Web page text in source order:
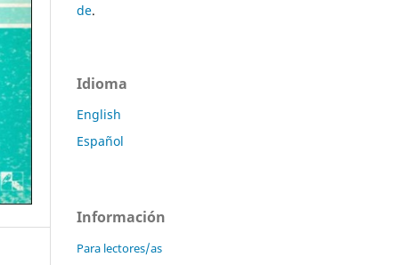
de.
Idioma
English
Español
Información
Para lectores/as